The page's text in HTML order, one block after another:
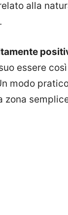
alla
essere
modo
zona